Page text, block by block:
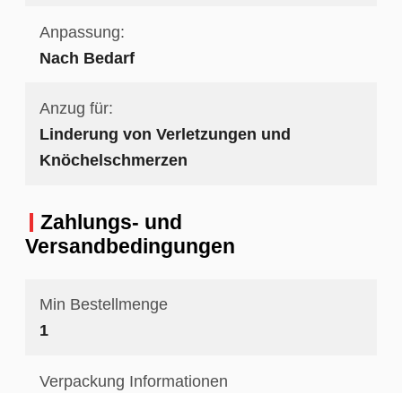
Anpassung:
Nach Bedarf
Anzug für:
Linderung von Verletzungen und
Knöchelschmerzen
Zahlungs- und
Versandbedingungen
Min Bestellmenge
1
Verpackung Informationen